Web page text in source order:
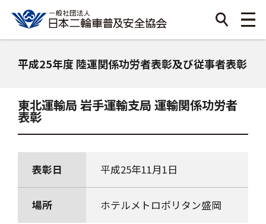
平成25年度 陸運関係功労者表彰及び従事者表彰
東北運輸局 岩手運輸支局 運輸関係功労者
表彰
表彰日 平成25年11月1日
場所 ホテルメトロポリタン盛岡